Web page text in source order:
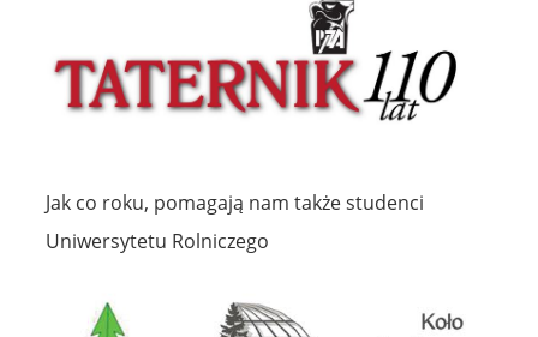
Jak co roku, pomagają nam także studenci
Uniwersytetu Rolniczego